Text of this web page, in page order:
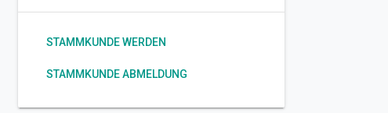
STAMMKUNDE WERDEN
STAMMKUNDE ABMELDUNG